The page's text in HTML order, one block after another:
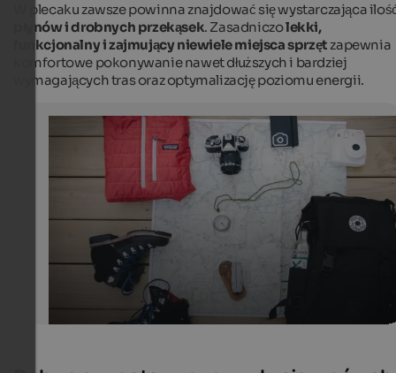
Mountain sports equipment
You can't go on a hike in South Tyrol without the right
W plecaku zawsze powinna znajdować się wystarczająca
płynów i drobnych przekąsek. Zasadniczolekki,
funkcjonalny i zajmujący niewiele miejsca sprzęt zapewnia
komfortowe pokonywanie nawet dłuższych i bardziej
wymagających tras oraz optymalizację poziomu energii.